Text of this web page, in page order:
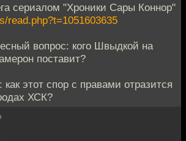
сериалом "Хроники Сары Коннор"
read.php?t=1051603635
вопрос: кого Швыдкой на
поставит?
этот спор с правами отразится
ХСК?